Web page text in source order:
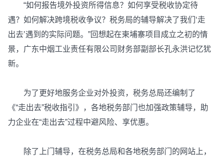
“如何报告境外投资所得信息？如何享受税收协定待
遇？如何解决跨境税收争议？税务局的辅导解决了我们‘走
出去’遇到的实际问题。”回想起在柬埔寨项目成立之初的情
景，广东中烟工业责任有限公司财务部副部长孔永洪记忆犹
新。
为了更好地服务企业对外投资，税务总局还编制了
《“走出去”税收指引》，各地税务部门也加强政策辅导，助
力企业在“走出去”过程中避风险、享优惠。
除了上门辅导，在税务总局和各地税务部门的网站上，